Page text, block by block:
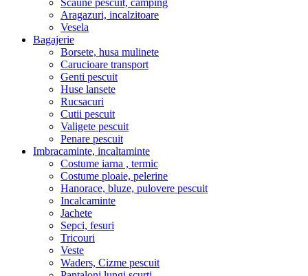
Scaune pescuit, camping
Aragazuri, incalzitoare
Vesela
Bagajerie
Borsete, husa mulinete
Carucioare transport
Genti pescuit
Huse lansete
Rucsacuri
Cutii pescuit
Valigete pescuit
Penare pescuit
Imbracaminte, incaltaminte
Costume iarna , termic
Costume ploaie, pelerine
Hanorace, bluze, pulovere pescuit
Incalcaminte
Jachete
Sepci, fesuri
Tricouri
Veste
Waders, Cizme pescuit